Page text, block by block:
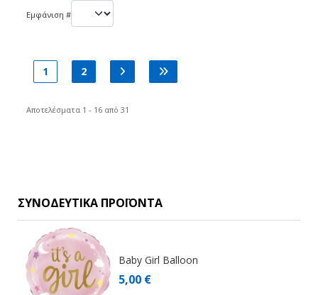
ΣΥΝΟΔΕΥΤΙΚΆ ΠΡΟΪΌΝΤΑ
Baby Girl Balloon
5,00 €
Εμφάνιση #
1 2
Αποτελέσματα 1 - 16 από 31